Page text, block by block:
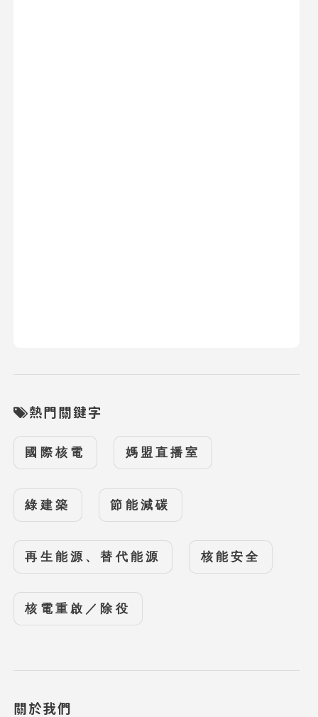
熱門關鍵字
國際核電 媽盟直播室
綠建築 節能減碳
再生能源、替代能源 核能安全
核電重啟／除役
關於我們